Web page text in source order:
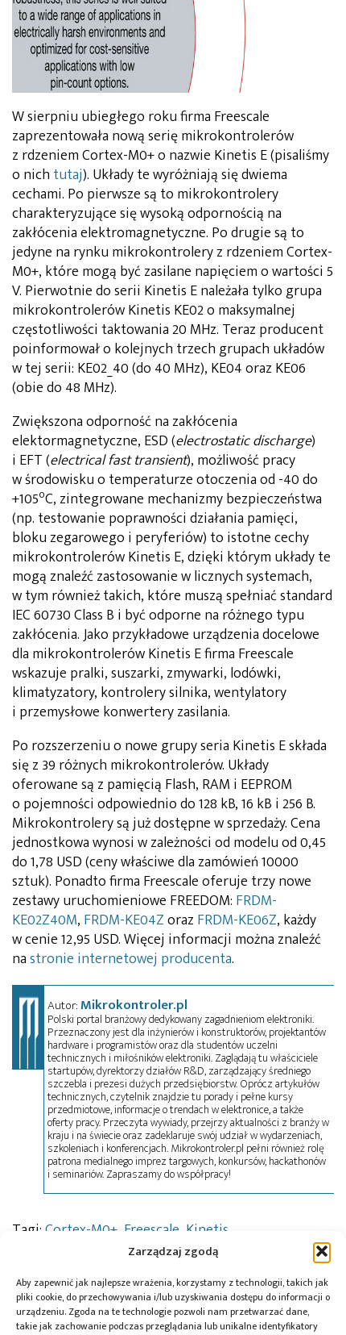
Zarządzaj zgodą
Aby zapewnić jak najlepsze wrażenia, korzystamy z technologii, takich jak
pliki cookie, do przechowywania i/lub uzyskiwania dostępu do informacji o
urządzeniu. Zgoda na te technologie pozwoli nam przetwarzać dane,
takie jak zachowanie podczas przeglądania lub unikalne identyfikatory
W sierpniu ubiegłego roku firma Freescale
zaprezentowała nową serię mikrokontrolerów
z rdzeniem Cortex-M0+ o nazwie Kinetis E (pisaliśmy
o nich tutaj). Układy te wyróżniają się dwiema
cechami. Po pierwsze są to mikrokontrolery
charakteryzujące się wysoką odpornością na
zakłócenia elektromagnetyczne. Po drugie są to
jedyne na rynku mikrokontrolery z rdzeniem Cortex-
M0+, które mogą być zasilane napięciem o wartości 5
V. Pierwotnie do serii Kinetis E należała tylko grupa
mikrokontrolerów Kinetis KE02 o maksymalnej
częstotliwości taktowania 20 MHz. Teraz producent
poinformował o kolejnych trzech grupach układów
w tej serii: KE02_40 (do 40 MHz), KE04 oraz KE06
(obie do 48 MHz).
Zwiększona odporność na zakłócenia
elektormagnetyczne, ESD (electrostatic discharge)
i EFT (electrical fast transient), możliwość pracy
w środowisku o temperaturze otoczenia od -40 do
+105oC, zintegrowane mechanizmy bezpieczeństwa
(np. testowanie poprawności działania pamięci,
bloku zegarowego i peryferiów) to istotne cechy
mikrokontrolerów Kinetis E, dzięki którym układy te
mogą znaleźć zastosowanie w licznych systemach,
w tym również takich, które muszą spełniać standard
IEC 60730 Class B i być odporne na różnego typu
zakłócenia. Jako przykładowe urządzenia docelowe
dla mikrokontrolerów Kinetis E firma Freescale
wskazuje pralki, suszarki, zmywarki, lodówki,
klimatyzatory, kontrolery silnika, wentylatory
i przemysłowe konwertery zasilania.
Po rozszerzeniu o nowe grupy seria Kinetis E składa
się z 39 różnych mikrokontrolerów. Układy
oferowane są z pamięcią Flash, RAM i EEPROM
o pojemności odpowiednio do 128 kB, 16 kB i 256 B.
Mikrokontrolery są już dostępne w sprzedaży. Cena
jednostkowa wynosi w zależności od modelu od 0,45
do 1,78 USD (ceny właściwe dla zamówień 10000
sztuk). Ponadto firma Freescale oferuje trzy nowe
zestawy uruchomieniowe FREEDOM: FRDM-
KE02Z40M, FRDM-KE04Zoraz FRDM-KE06Z, każdy
w cenie 12,95 USD. Więcej informacji można znaleźć
nastronie internetowej producenta.
Autor:Mikrokontroler.pl
Polski portal branżowy dedykowany zagadnieniom elektroniki.
Przeznaczony jest dla inżynierów i konstruktorów, projektantów
hardware i programistów oraz dla studentów uczelni
technicznych i miłośników elektroniki. Zaglądają tu właściciele
startupów, dyrektorzy działów R&D, zarządzający średniego
szczebla i prezesi dużych przedsiębiorstw. Oprócz artykułów
technicznych, czytelnik znajdzie tu porady i pełne kursy
przedmiotowe, informacje o trendach w elektronice, a także
oferty pracy. Przeczyta wywiady, przejrzy aktualności z branży w
kraju i na świecie oraz zadeklaruje swój udział w wydarzeniach,
szkoleniach i konferencjach. Mikrokontroler.pl pełni również rolę
patrona medialnego imprez targowych, konkursów, hackathonów
i seminariów. Zapraszamy do współpracy!
Tagi:Cortex-M0+ Freescale Kinetis
news,podzespoły
Przeczytaj również: